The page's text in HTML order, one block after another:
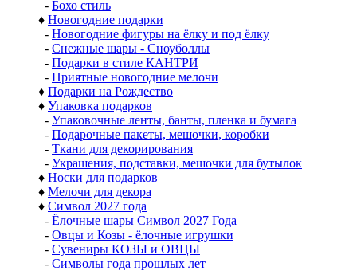
- Бохо стиль
♦ Новогодние подарки
- Новогодние фигуры на ёлку и под ёлку
- Снежные шары - Сноуболлы
- Подарки в стиле КАНТРИ
- Приятные новогодние мелочи
♦ Подарки на Рождество
♦ Упаковка подарков
- Упаковочные ленты, банты, пленка и бумага
- Подарочные пакеты, мешочки, коробки
- Ткани для декорирования
- Украшения, подставки, мешочки для бутылок
♦ Носки для подарков
♦ Мелочи для декора
♦ Символ 2027 года
- Ёлочные шары Символ 2027 Года
- Овцы и Козы - ёлочные игрушки
- Сувениры КОЗЫ и ОВЦЫ
- Символы года прошлых лет